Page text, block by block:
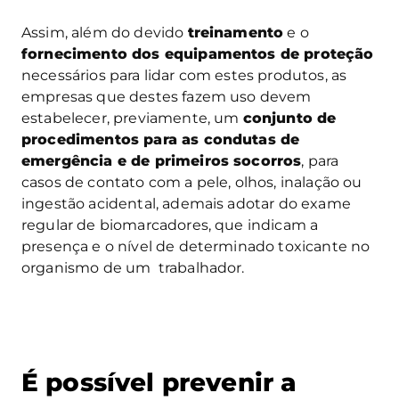
Assim, além do devido treinamento e o
fornecimento dos equipamentos de proteção
necessários para lidar com estes produtos, as
empresas que destes fazem uso devem
estabelecer, previamente, um conjunto de
procedimentos para as condutas de
emergência e de primeiros socorros, para
casos de contato com a pele, olhos, inalação ou
ingestão acidental, ademais adotar do exame
regular de biomarcadores, que indicam a
presença e o nível de determinado toxicante no
organismo de um trabalhador.
É possível prevenir a